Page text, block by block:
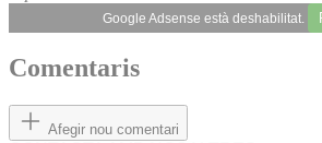
Google Adsense està deshabilitat.
Comentaris
Afegir nou comentari